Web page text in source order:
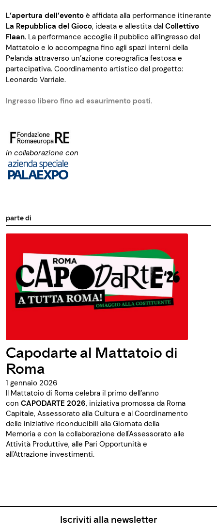
L’apertura dell’evento è affidata alla performance itinerante
La Repubblica del Gioco, ideata e allestita dal Collettivo
Flaan. La performance accoglie il pubblico all’ingresso del
Mattatoio e lo accompagna fino agli spazi interni della
Pelanda attraverso un’azione coreografica festosa e
partecipativa. Coordinamento artistico del progetto:
Leonardo Varriale.
Ingresso libero fino ad esaurimento posti.
in collaborazione con
parte di
Capodarte al Mattatoio di
Roma
1 gennaio 2026
Il Mattatoio di Roma celebra il primo dell’anno
con CAPODARTE 2026, iniziativa promossa da Roma
Capitale, Assessorato alla Cultura e al Coordinamento
delle iniziative riconducibili alla Giornata della
Memoria e con la collaborazione dell'Assessorato alle
Attività Produttive, alle Pari Opportunità e
all'Attrazione investimenti.
Iscriviti alla newsletter